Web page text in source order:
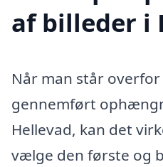
af billeder i
Når man står
gennemført
Hellevad, kan det
vælge den første og